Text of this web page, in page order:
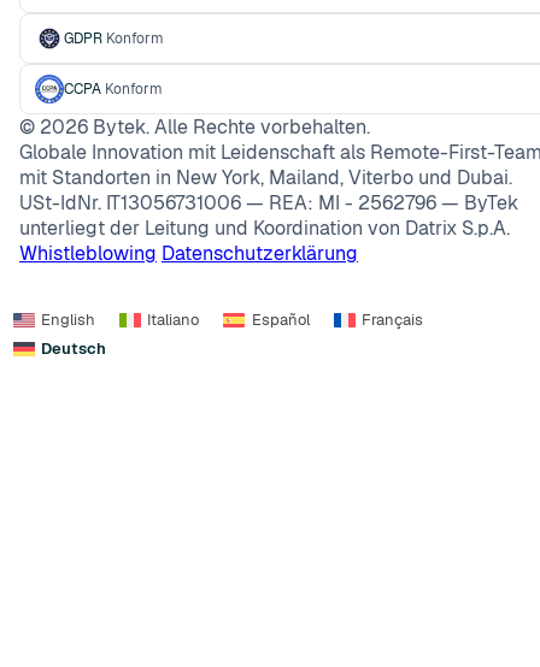
GDPR Konform
CCPA Konform
© 2026 Bytek. Alle Rechte vorbehalten.
Globale Innovation mit Leidenschaft als Remote-First-
mit Standorten in New York, Mailand, Viterbo und Dubai.
USt-IdNr. IT13056731006 — REA: MI - 2562796 — ByTek
unterliegt der Leitung und Koordination von Datrix S.p.A.
Whistleblowing Datenschutzerklärung
English Italiano Español
Français
Deutsch